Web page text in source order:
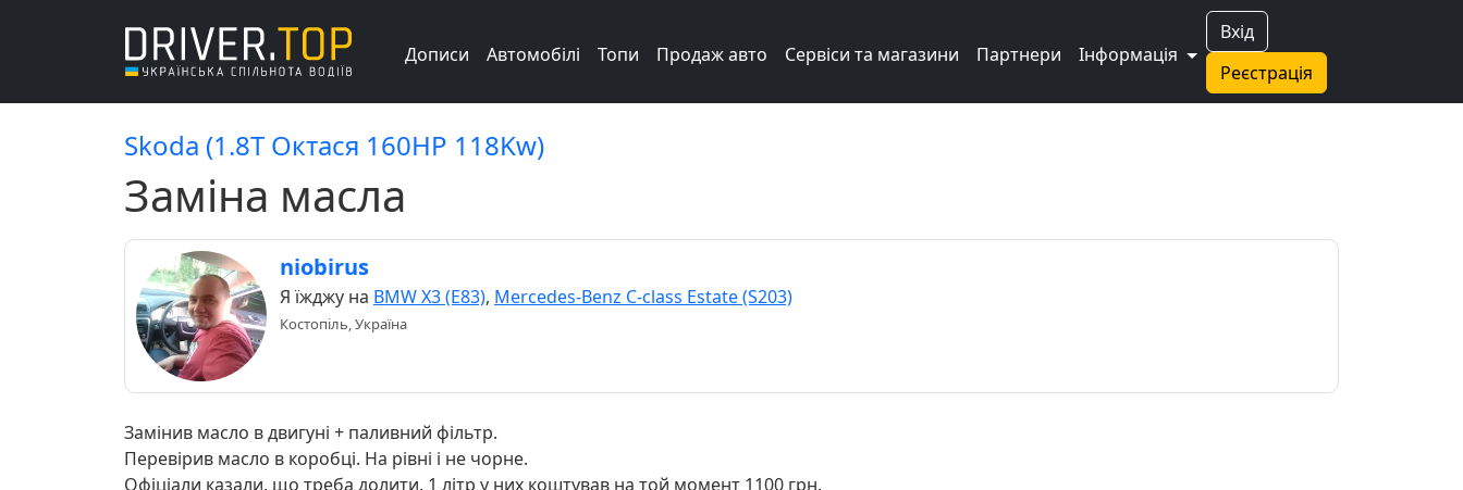
Вхід
Реєстрація
Дописи Автомобілі Топи Продаж авто Сервіси та магазини Партнери Інформація
Skoda (1.8Т Октася 160HP 118Kw)
Заміна масла
niobirus
Я їжджу на BMW X3 (E83), Mercedes-Benz C-class Estate (S203)
Костопіль, Україна
Замінив масло в двигуні + паливний фільтр.
Перевірив масло в коробці. На рівні і не чорне.
Офіціали казали, що треба долити. 1 літр у них коштував на той момент 1100 грн.